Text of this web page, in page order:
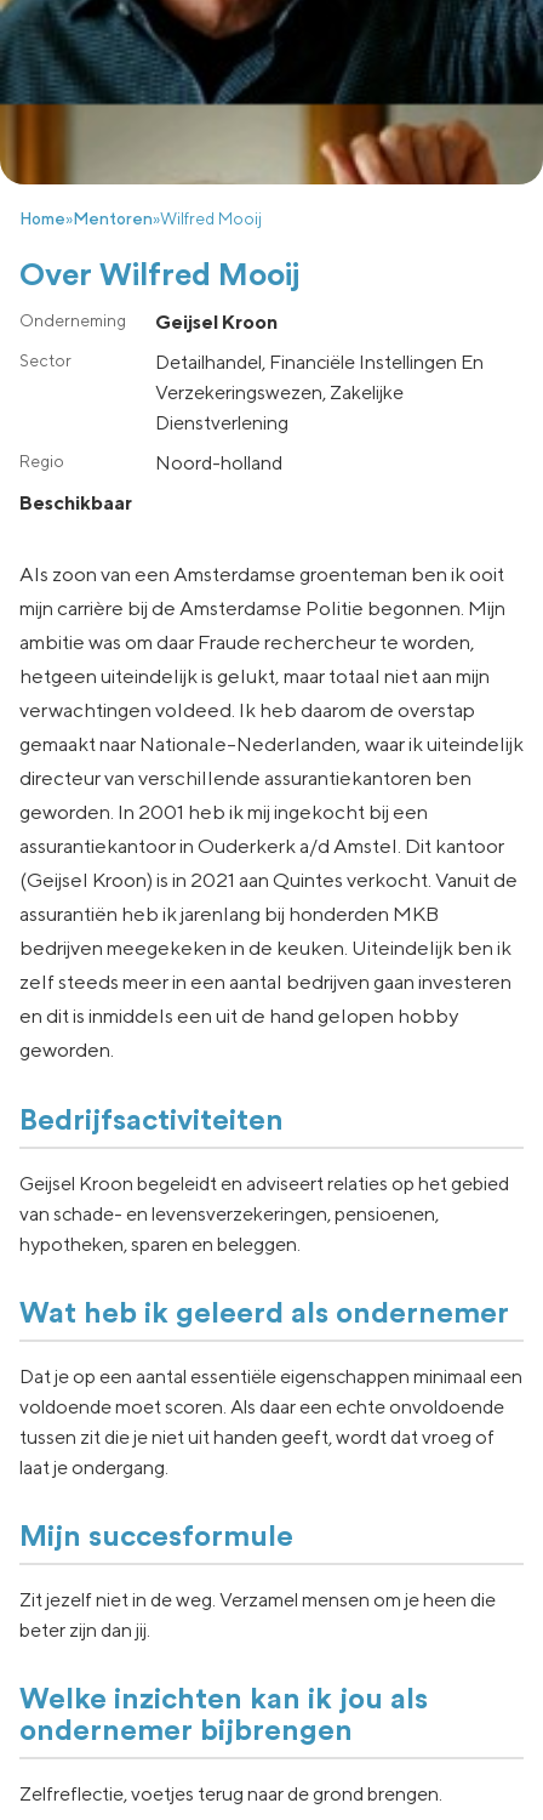
Home»Mentoren»Wilfred Mooij
Over Wilfred Mooij
Geijsel Kroon
Detailhandel, Financiële Instellingen En
Verzekeringswezen, Zakelijke
Dienstverlening
noord-holland
Beschikbaar
Als zoon van een Amsterdamse groenteman ben ik ooit
mijn carrière bij de Amsterdamse Politie begonnen. Mijn
ambitie was om daar Fraude rechercheur te worden,
hetgeen uiteindelijk is gelukt, maar totaal niet aan mijn
verwachtingen voldeed. Ik heb daarom de overstap
gemaakt naar Nationale-Nederlanden, waar ik uiteindelijk
directeur van verschillende assurantiekantoren ben
geworden. In 2001 heb ik mij ingekocht bij een
assurantiekantoor in Ouderkerk a/d Amstel. Dit kantoor
(Geijsel Kroon) is in 2021 aan Quintes verkocht. Vanuit de
assurantiën heb ik jarenlang bij honderden MKB
bedrijven meegekeken in de keuken. Uiteindelijk ben ik
zelf steeds meer in een aantal bedrijven gaan investeren
en dit is inmiddels een uit de hand gelopen hobby
geworden.
Bedrijfsactiviteiten
Geijsel Kroon begeleidt en adviseert relaties op het gebied
van schade- en levensverzekeringen, pensioenen,
hypotheken, sparen en beleggen.
Wat heb ik geleerd als ondernemer
Dat je op een aantal essentiële eigenschappen minimaal een
voldoende moet scoren. Als daar een echte onvoldoende
tussen zit die je niet uit handen geeft, wordt dat vroeg of
laat je ondergang.
Mijn succesformule
Zit jezelf niet in de weg. Verzamel mensen om je heen die
beter zijn dan jij.
Welke inzichten kan ik jou als
ondernemer bijbrengen
Zelfreflectie, voetjes terug naar de grond brengen.